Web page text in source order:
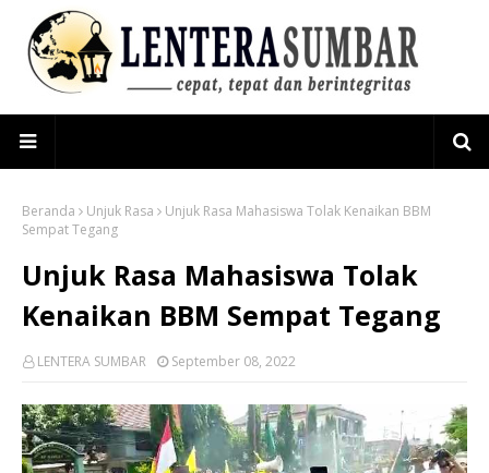
Beranda Unjuk Rasa
Unjuk Rasa Mahasiswa Tolak Kenaikan BBM
Sempat Tegang
Unjuk Rasa Mahasiswa Tolak
Kenaikan BBM Sempat Tegang
LENTERA SUMBAR September 08, 2022